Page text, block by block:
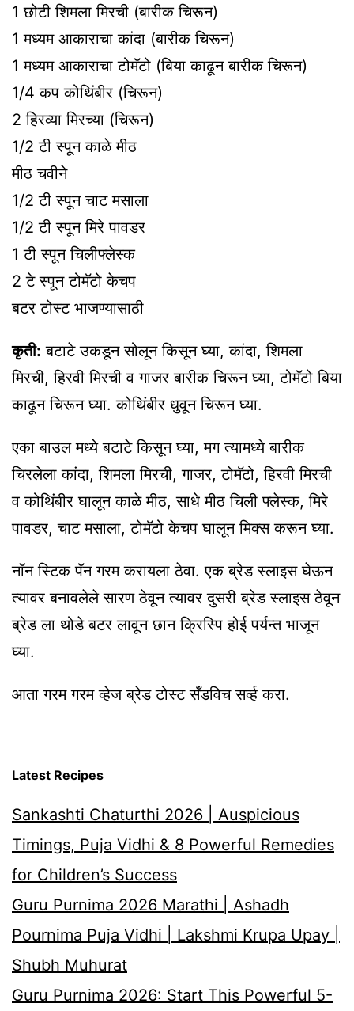
1 छोटी शिमला मिरची (बारीक चिरून)
1 मध्यम आकाराचा कांदा (बारीक चिरून)
1 मध्यम आकाराचा टोमॅटो (बिया काढून बारीक चिरून)
1/4 कप कोथिंबीर (चिरून)
2 हिरव्या मिरच्या (चिरून)
1/2 टी स्पून काळे मीठ
मीठ चवीने
1/2 टी स्पून चाट मसाला
1/2 टी स्पून मिरे पावडर
1 टी स्पून चिलीफ्लेस्क
2 टे स्पून टोमॅटो केचप
बटर टोस्ट भाजण्यासाठी
कृती: बटाटे उकडून सोलून किसून घ्या, कांदा, शिमला
मिरची, हिरवी मिरची व गाजर बारीक चिरून घ्या, टोमॅटो बिया
काढून चिरून घ्या. कोथिंबीर धुवून चिरून घ्या.
एका बाउल मध्ये बटाटे किसून घ्या, मग त्यामध्ये बारीक
चिरलेला कांदा, शिमला मिरची, गाजर, टोमॅटो, हिरवी मिरची
व कोथिंबीर घालून काळे मीठ, साधे मीठ चिली फ्लेस्क, मिरे
पावडर, चाट मसाला, टोमॅटो केचप घालून मिक्स करून घ्या.
नॉन स्टिक पॅन गरम करायला ठेवा. एक ब्रेड स्लाइस घेऊन
त्यावर बनावलेले सारण ठेवून त्यावर दुसरी ब्रेड स्लाइस ठेवून
ब्रेड ला थोडे बटर लावून छान क्रिस्पि होई पर्यन्त भाजून
घ्या.
आता गरम गरम व्हेज ब्रेड टोस्ट सँडविच सर्व्ह करा.
Latest Recipes
Sankashti Chaturthi 2026 | Auspicious
Timings, Puja Vidhi & 8 Powerful Remedies
for Children’s Success
Guru Purnima 2026 Marathi | Ashadh
Pournima Puja Vidhi | Lakshmi Krupa Upay |
Shubh Muhurat
Guru Purnima 2026: Start This Powerful 5-